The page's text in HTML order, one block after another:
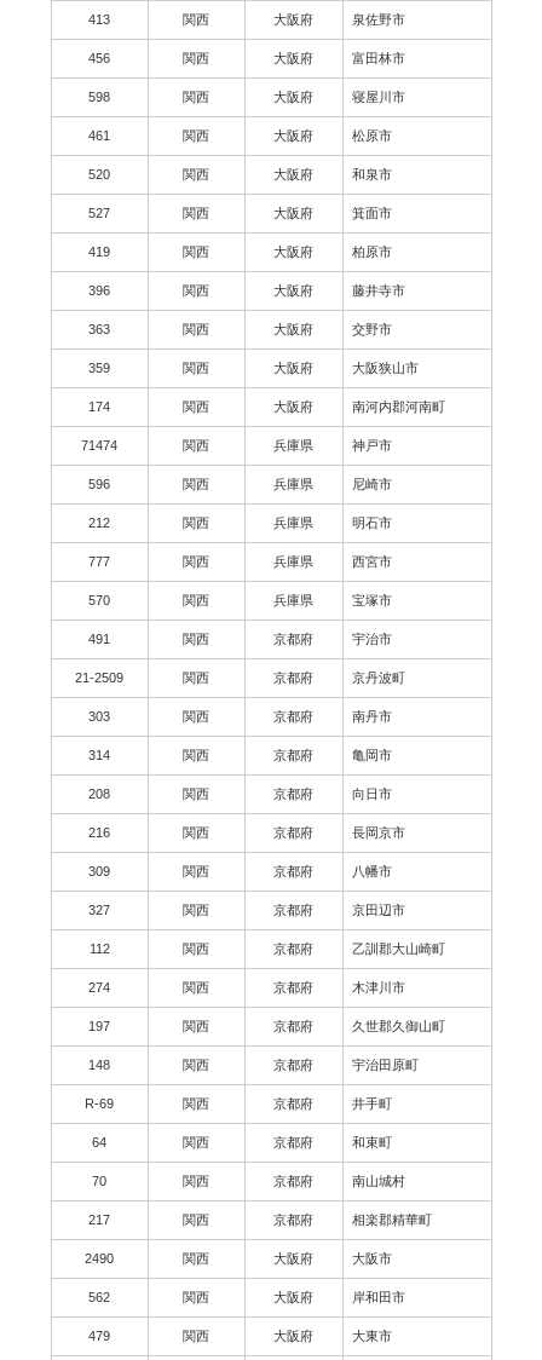
413 関西 大阪府 泉佐野市
456 関西 大阪府 富田林市
598 関西 大阪府 寝屋川市
461 関西 大阪府 松原市
520 関西 大阪府 和泉市
527 関西 大阪府 箕面市
419 関西 大阪府 柏原市
396 関西 大阪府 藤井寺市
363 関西 大阪府 交野市
359 関西 大阪府 大阪狭山市
174 関西 大阪府 南河内郡河南町
71474 関西 兵庫県 神戸市
596 関西 兵庫県 尼崎市
212 関西 兵庫県 明石市
777 関西 兵庫県 西宮市
570 関西 兵庫県 宝塚市
491 関西 京都府 宇治市
21-2509 関西 京都府 京丹波町
303 関西 京都府 南丹市
314 関西 京都府 亀岡市
208 関西 京都府 向日市
216 関西 京都府 長岡京市
309 関西 京都府 八幡市
327 関西 京都府 京田辺市
112 関西 京都府 乙訓郡大山崎町
274 関西 京都府 木津川市
197 関西 京都府 久世郡久御山町
148 関西 京都府 宇治田原町
R-69 関西 京都府 井手町
64 関西 京都府 和束町
70 関西 京都府 南山城村
217 関西 京都府 相楽郡精華町
2490 関西 大阪府 大阪市
562 関西 大阪府 岸和田市
479 関西 大阪府 大東市